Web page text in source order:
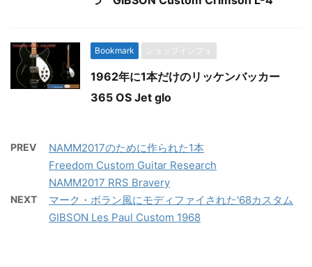
Bookmark ショップインフォ
1962年に1本だけのリッケンバッカー
365 OS Jet glo
PREV
NAMM2017のために作られた1本
Freedom Custom Guitar Research
NAMM2017 RRS Bravery
NEXT
マーク・ボラン風にモディファイされた'68カスタム
GIBSON Les Paul Custom 1968